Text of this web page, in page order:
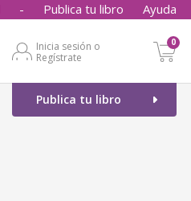
- Publica tu libro Ayuda
Inicia sesión o
Regístrate
0
Publica tu libro